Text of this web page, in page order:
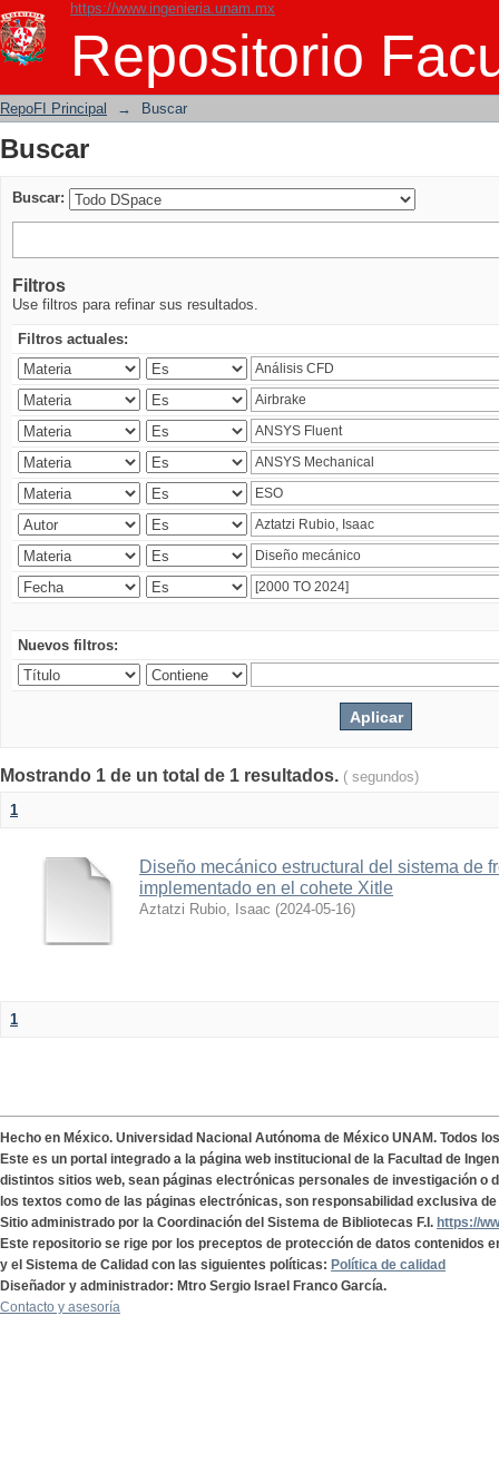
https://www.ingenieria.unam.mx
Repositorio
Buscar
RepoFI Principal → Buscar
Buscar
Buscar:
Filtros
Use filtros para refinar sus resultados.
Filtros actuales:
Nuevos filtros:
Mostrando 1 de un total de 1 resultados. ( segundos)
1
Diseño mecánico estructural del sistema de
implementado en el cohete Xitle
Aztatzi Rubio, Isaac (2024-05-16)
1
Hecho en México. Universidad Nacional Autónoma de México UNAM. Todos
Este es un portal integrado a la página web institucional de la Facultad de
distintos sitios web, sean páginas electrónicas personales de investigación o
los textos como de las páginas electrónicas, son responsabilidad exclusiva
Sitio administrado por la Coordinación del Sistema de Bibliotecas F.I. https://
Este repositorio se rige por los preceptos de protección de datos contenidos
y el Sistema de Calidad con las siguientes políticas: Política de calidad
Diseñador y administrador: Mtro Sergio Israel Franco García.
Contacto y asesoría